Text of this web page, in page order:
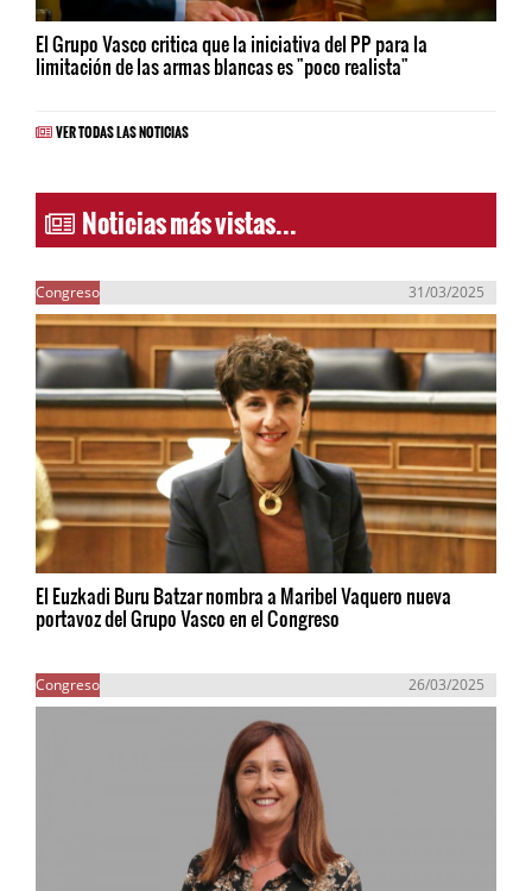
El Grupo Vasco critica que la iniciativa del PP para la
limitación de las armas blancas es "poco realista"
VER TODAS LAS NOTICIAS
Noticias más vistas...
Congreso 31/03/2025
El Euzkadi Buru Batzar nombra a Maribel Vaquero nueva
portavoz del Grupo Vasco en el Congreso
Congreso 26/03/2025